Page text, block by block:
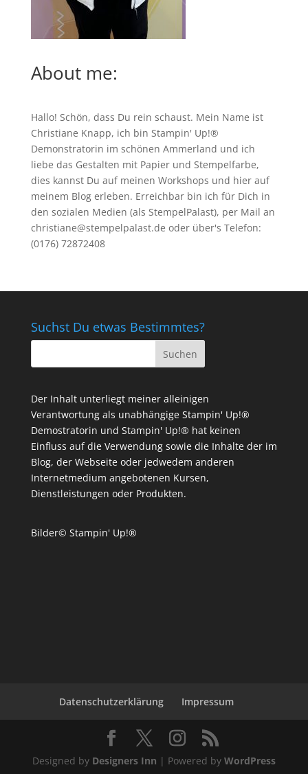
About me:
Hallo! Schön, dass Du rein schaust. Mein Name ist
Christiane Knapp, ich bin Stampin' Up!®
Demonstratorin im schönen Ammerland und ich
liebe das Gestalten mit Papier und Stempelfarbe,
dies kannst Du auf meinen Workshops und hier auf
meinem Blog erleben. Erreichbar bin ich für Dich in
den sozialen Medien (als StempelPalast), per Mail an
christiane@stempelpalast.de oder über's Telefon:
(0176) 72872408
Suchst Du etwas Bestimmtes?
Der Inhalt unterliegt meiner alleinigen
Verantwortung als unabhängige Stampin' Up!®
Demostratorin und Stampin' Up!® hat keinen
Einfluss auf die Verwendung sowie die Inhalte der im
Blog, der Webseite oder jedwedem anderen
Internetmedium angebotenen Kursen,
Dienstleistungen oder Produkten.
Bilder© Stampin' Up!®
Datenschutzerklärung Impressum
Designed by Designers Inn | Powered by WordPress